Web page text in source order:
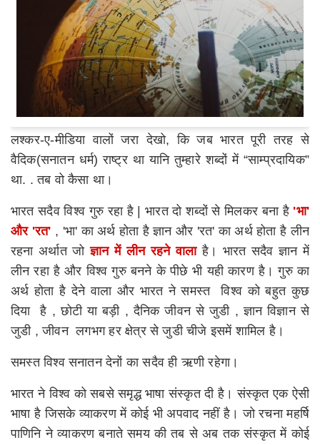
लश्कर-ए-मीडिया वालों जरा देखो, कि जब भारत पूरी तरह से
वैदिक(सनातन धर्म) राष्ट्र था यानि तुम्हारे शब्दों में “साम्प्रदायिक”
था. . तब वो कैसा था।
भारत सदैव विश्व गुरु रहा है | भारत दो शब्दों से मिलकर बना है 'भा'
और 'रत' , 'भा' का अर्थ होता है ज्ञान और 'रत' का अर्थ होता है लीन
रहना अर्थात जोज्ञान में लीन रहने वालाहै। भारत सदैव ज्ञान में
लीन रहा है और विश्व गुरु बनने के पीछे भी यही कारण है। गुरु का
अर्थ होता है देने वाला और भारत ने समस्त विश्व को बहुत कुछ
दिया है , छोटी या बड़ी , दैनिक जीवन से जुडी , ज्ञान विज्ञान से
जुडी , जीवन लगभग हर क्षेत्र से जुडी चीजे इसमें शामिल है।
समस्त विश्व सनातन देनों का सदैव ही ऋणी रहेगा।
भारत ने विश्व को सबसे समृद्ध भाषा संस्कृत दी है। संस्कृत एक ऐसी
भाषा है जिसके व्याकरण में कोई भी अपवाद नहीं है। जो रचना महर्षि
पाणिनि ने व्याकरण बनाते समय की तब से अब तक संस्कृत में कोई